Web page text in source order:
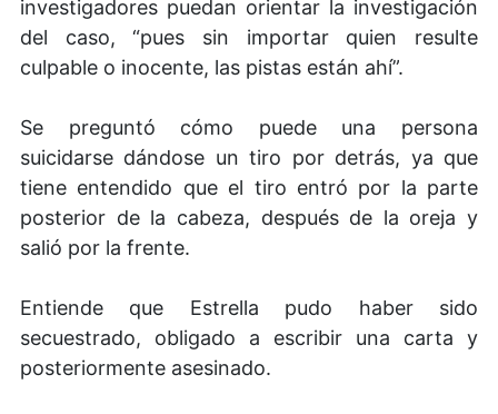
investigadores puedan orientar la investigación
del caso, “pues sin importar quien resulte
culpable o inocente, las pistas están ahí”.
Se preguntó cómo puede una persona
suicidarse dándose un tiro por detrás, ya que
tiene entendido que el tiro entró por la parte
posterior de la cabeza, después de la oreja y
salió por la frente.
Entiende que Estrella pudo haber sido
secuestrado, obligado a escribir una carta y
posteriormente asesinado.